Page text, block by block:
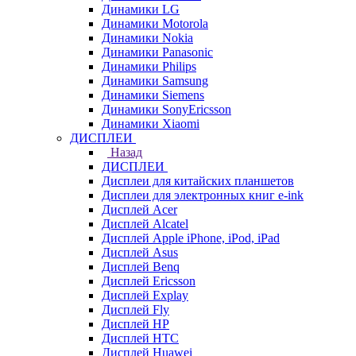
Динамики LG
Динамики Motorola
Динамики Nokia
Динамики Panasonic
Динамики Philips
Динамики Samsung
Динамики Siemens
Динамики SonyEricsson
Динамики Xiaomi
ДИСПЛЕИ
Назад
ДИСПЛЕИ
Дисплеи для китайских планшетов
Дисплеи для электронных книг e-ink
Дисплей Acer
Дисплей Alcatel
Дисплей Apple iPhone, iPod, iPad
Дисплей Asus
Дисплей Benq
Дисплей Ericsson
Дисплей Explay
Дисплей Fly
Дисплей HP
Дисплей HTC
Дисплей Huawei